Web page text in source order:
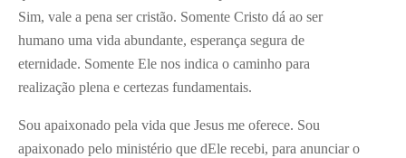
Sim, vale a pena ser cristão. Somente Cristo dá ao ser
humano uma vida abundante, esperança segura de
eternidade. Somente Ele nos indica o caminho para
realização plena e certezas fundamentais.
Sou apaixonado pela vida que Jesus me oferece. Sou
apaixonado pelo ministério que dEle recebi, para anunciar o